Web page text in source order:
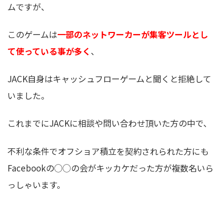
ムですが、
このゲームは一部のネットワーカーが集客ツールとし
て使っている事が多く 、
JACK自身はキャッシュフローゲームと聞くと拒絶して
いました。
これまでにJACKに相談や問い合わせ頂いた方の中で、
不利な条件でオフショア積立を契約されられた方にも
Facebookの◯◯の会がキッカケだった方が複数名いら
っしゃいます。